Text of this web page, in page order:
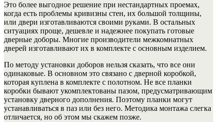
Это более выгодное решение при нестандартных проемах,
когда есть проблемы кривизны стен, их большой толщины,
или двери изготавливаются своими руками. В остальных
ситуациях проще, дешевле и надежнее покупать готовые
дверные доборы. Многие производители межкомнатных
дверей изготавливают их в комплекте с основным изделием.
По методу установки доборов нельзя сказать, что все они
одинаковые. В основном это связано с дверной коробкой,
которая куплена в комплекте с полотном. Не все планки
коробки бывают укомплектованы пазом, предусматривающим
установку дверного дополнения. Поэтому планки могут
устанавливаться в паз или без него. Методика монтажа слегка
отличается, но об этом мы скажем позже.